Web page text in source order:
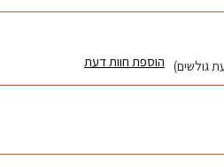
הוספת חוות דעת